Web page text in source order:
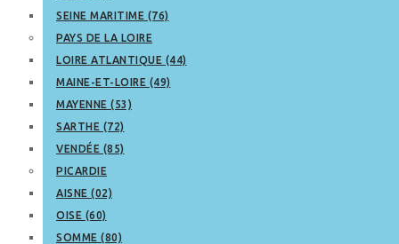
SEINE MARITIME (76)
PAYS DE LA LOIRE
LOIRE ATLANTIQUE (44)
MAINE-ET-LOIRE (49)
MAYENNE (53)
SARTHE (72)
VENDÉE (85)
PICARDIE
AISNE (02)
OISE (60)
SOMME (80)